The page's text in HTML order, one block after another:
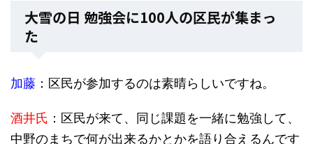
大雪の日 勉強会に100人の区民が集まっ
た
加藤 ：区民が参加するのは素晴らしいですね。
酒井氏 ：区民が来て、同じ課題を一緒に勉強して、
中野のまちで何が出来るかとかを語り合えるんです